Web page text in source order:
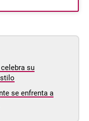
su
se enfrenta a